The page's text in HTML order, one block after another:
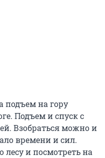
подъем на гору
Подъем и спуск с
Взобраться можно и
времени и сил.
лесу и посмотреть на